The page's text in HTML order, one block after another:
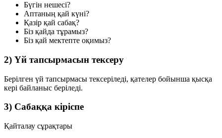
Бүгін нешесі?
Аптаның қай күні?
Қазір қай сабақ?
Біз қайда тұрамыз?
Біз қай мектепте оқимыз?
2) Үй тапсырмасын тексеру
Берілген үй тапсырмасы тексеріледі, қателер бойынша қысқа
кері байланыс беріледі.
3) Сабаққа кіріспе
Қайталау сұрақтары